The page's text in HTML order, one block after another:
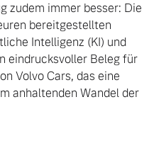
zudem immer besser: Die
bereitgestellten
Intelligenz (KI) und
eindrucksvoller Beleg für
Volvo Cars, das eine
anhaltenden Wandel der